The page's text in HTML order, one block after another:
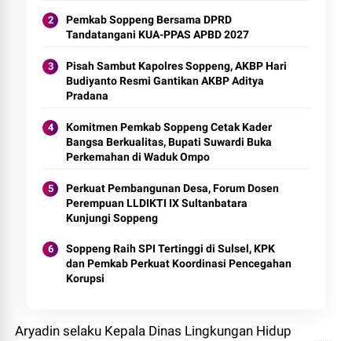
Pemkab Soppeng Bersama DPRD
Tandatangani KUA-PPAS APBD 2027
Pisah Sambut Kapolres Soppeng, AKBP Hari
Budiyanto Resmi Gantikan AKBP Aditya
Pradana
Komitmen Pemkab Soppeng Cetak Kader
Bangsa Berkualitas, Bupati Suwardi Buka
Perkemahan di Waduk Ompo
Perkuat Pembangunan Desa, Forum Dosen
Perempuan LLDIKTI IX Sultanbatara
Kunjungi Soppeng
Soppeng Raih SPI Tertinggi di Sulsel, KPK
dan Pemkab Perkuat Koordinasi Pencegahan
Korupsi
Aryadin selaku Kepala Dinas Lingkungan Hidup